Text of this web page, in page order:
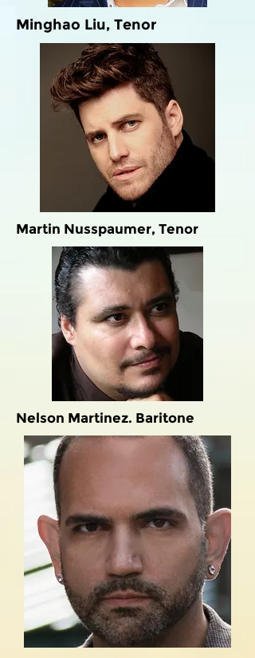
Minghao Liu, Tenor
Martin Nusspaumer, Tenor
Nelson Martinez. Baritone